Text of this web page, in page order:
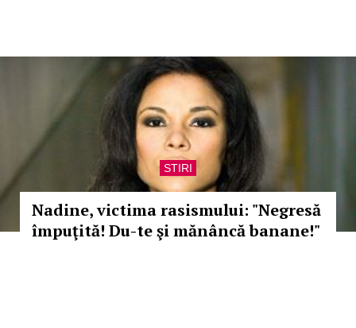
STIRI
Nadine, victima rasismului: "Negresă
împuţită! Du-te şi mănâncă banane!"